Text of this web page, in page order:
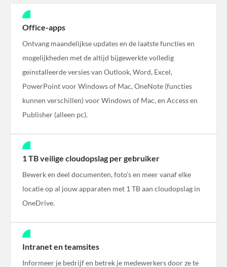
Office-apps
Ontvang maandelijkse updates en de laatste functies en
mogelijkheden met de altijd bijgewerkte volledig
geïnstalleerde versies van Outlook, Word, Excel,
PowerPoint voor Windows of Mac, OneNote (functies
kunnen verschillen) voor Windows of Mac, en Access en
Publisher (alleen pc).
1 TB veilige cloudopslag per gebruiker
Bewerk en deel documenten, foto’s en meer vanaf elke
locatie op al jouw apparaten met 1 TB aan cloudopslag in
OneDrive.
Intranet en teamsites
Informeer je bedrijf en betrek je medewerkers door ze te